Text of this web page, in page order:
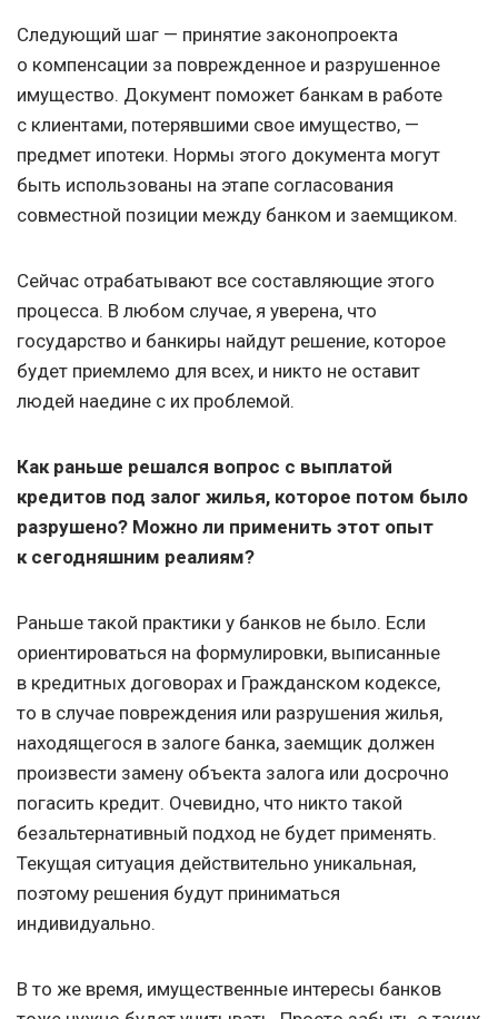
Следующий шаг — принятие законопроекта
о компенсации за поврежденное и разрушенное
имущество. Документ поможет банкам в работе
с клиентами, потерявшими свое имущество, —
предмет ипотеки. Нормы этого документа могут
быть использованы на этапе согласования
совместной позиции между банком и заемщиком.
Сейчас отрабатывают все составляющие этого
процесса. В любом случае, я уверена, что
государство и банкиры найдут решение, которое
будет приемлемо для всех, и никто не оставит
людей наедине с их проблемой.
Как раньше решался вопрос с выплатой
кредитов под залог жилья, которое потом было
разрушено? Можно ли применить этот опыт
к сегодняшним реалиям?
Раньше такой практики у банков не было. Если
ориентироваться на формулировки, выписанные
в кредитных договорах и Гражданском кодексе,
то в случае повреждения или разрушения жилья,
находящегося в залоге банка, заемщик должен
произвести замену объекта залога или досрочно
погасить кредит. Очевидно, что никто такой
безальтернативный подход не будет применять.
Текущая ситуация действительно уникальная,
поэтому решения будут приниматься
индивидуально.
В то же время, имущественные интересы банков